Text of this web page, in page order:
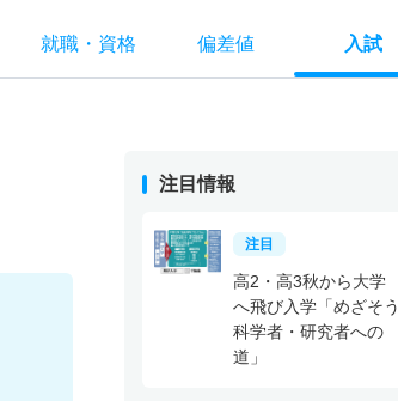
就職・ 資格 偏差値 入試
注目情報
注目
高2・高3秋から大学
へ飛び入学「めざそう
科学者・研究者への
道」